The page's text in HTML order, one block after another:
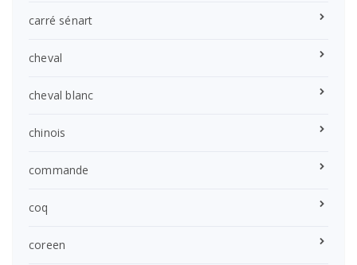
carré sénart
cheval
cheval blanc
chinois
commande
coq
coreen